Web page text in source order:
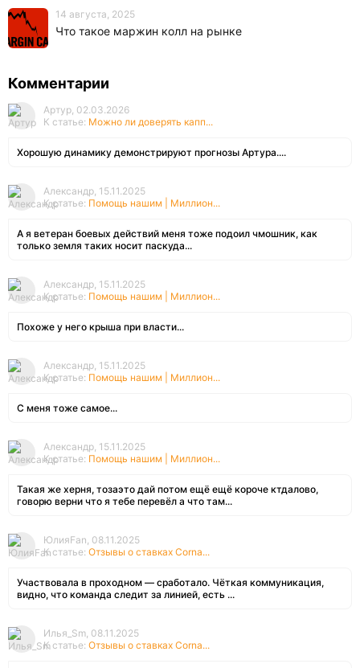
14 августа, 2025
Что такое маржин колл на рынке
Комментарии
Артур, 02.03.2026
К статье: Можно ли доверять капп...
Хорошую динамику демонстрируют прогнозы Артура....
Александр, 15.11.2025
К статье: Помощь нашим | Миллион...
А я ветеран боевых действий меня тоже подоил чмошник, как
только земля таких носит паскуда...
Александр, 15.11.2025
К статье: Помощь нашим | Миллион...
Похоже у него крыша при власти...
Александр, 15.11.2025
К статье: Помощь нашим | Миллион...
С меня тоже самое...
Александр, 15.11.2025
К статье: Помощь нашим | Миллион...
Такая же херня, тозаэто дай потом ещё ещё короче ктдалово,
говорю верни что я тебе перевёл а что там...
ЮлияFan, 08.11.2025
К статье: Отзывы о ставках Corna...
Участвовала в проходном — сработало. Чёткая коммуникация,
видно, что команда следит за линией, есть ...
Илья_Sm, 08.11.2025
К статье: Отзывы о ставках Corna...